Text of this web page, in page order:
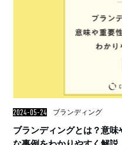
2024-05-24 ブランディング
ブランディングとは？意味